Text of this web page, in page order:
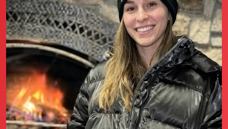
Scopri Club di Più
Le testimonianze Club di Più
La fondatrice Valeria Pilla
Annunci Donne
Agenzia matrimoniale Club di Più
Love Notebook